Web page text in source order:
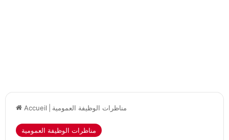
Accueil مناظرات الوظيفة العمومية
مناظرات الوظيفة العمومية